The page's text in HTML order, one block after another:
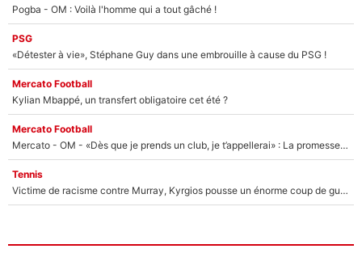
Pogba - OM : Voilà l'homme qui a tout gâché !
PSG
«Détester à vie», Stéphane Guy dans une embrouille à cause du PSG !
Mercato Football
Kylian Mbappé, un transfert obligatoire cet été ?
Mercato Football
Mercato - OM - «Dès que je prends un club, je t’appellerai» : La promesse de Marcelino au moment de claquer la porte
Tennis
Victime de racisme contre Murray, Kyrgios pousse un énorme coup de gueule !